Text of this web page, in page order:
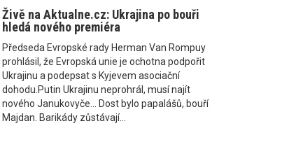
Živě na Aktualne.cz: Ukrajina po bouři
hledá nového premiéra
Předseda Evropské rady Herman Van Rompuy
prohlásil, že Evropská unie je ochotna podpořit
Ukrajinu a podepsat s Kyjevem asociační
dohodu.Putin Ukrajinu neprohrál, musí najít
nového Janukovyče... Dost bylo papalášů, bouří
Majdan. Barikády zůstávají...